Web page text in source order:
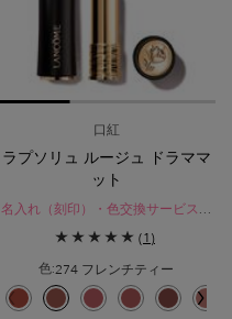
口紅
ラプソリュ ルージュ ドラママ
ット
名入れ（刻印）・色交換サービス対
本当のあなたを描いて。くちびるが
リップ。
(1)
色:274 フレンチティー
色を選択してください {1} の場合
選択済み
196 フレンチ タッチ のカラー ラ
選択済み
274 フレンチティー のカラ
選択済み
399 オー アン ピンク
選択済み
316 モチベー
選択済み
271 ドラ
選択済み
196 フレンチ タッチ の
選択済み
274 フレンチティ
選択済み
111 ビハイ
選択済
121